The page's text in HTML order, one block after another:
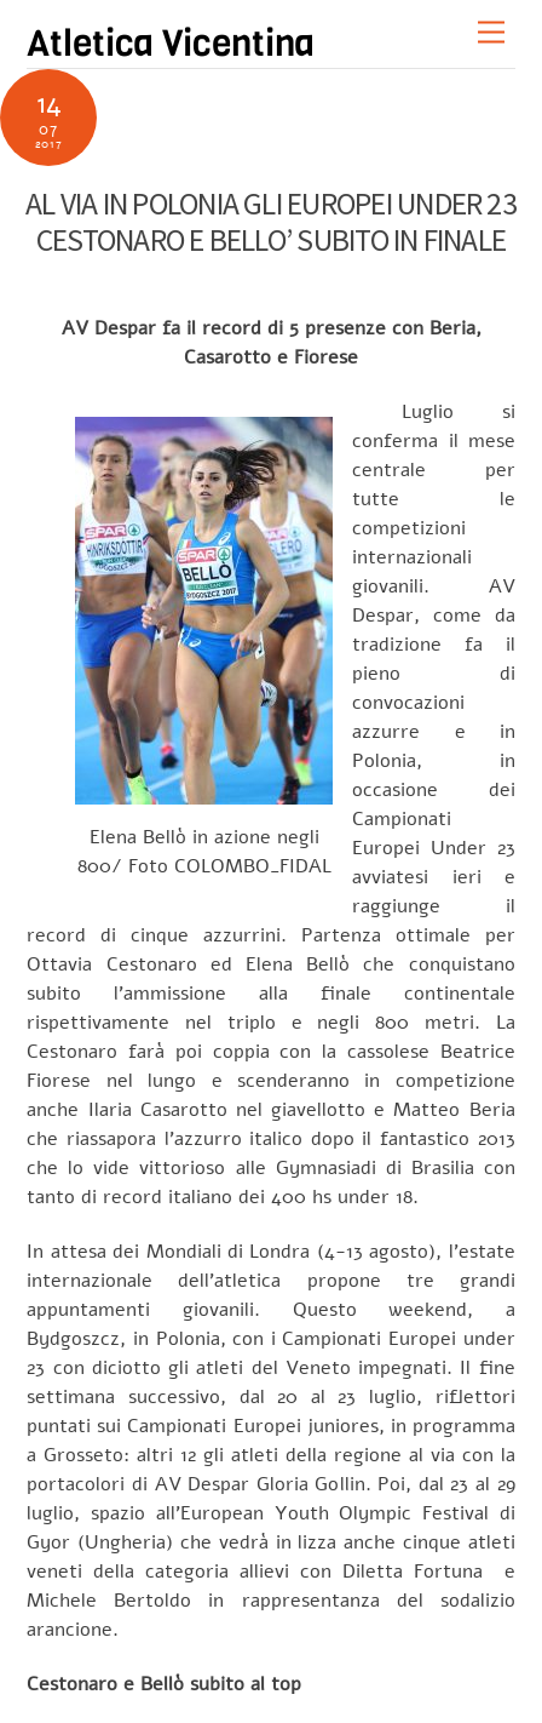
content
Atletica Vicentina
14
07
2017
AL VIA IN POLONIA GLI EUROPEI UNDER 23
CESTONARO E BELLO’ SUBITO IN FINALE
AV Despar fa il record di 5 presenze con Beria,
Casarotto e Fiorese
Elena Bellò in azione negli
800/ Foto COLOMBO_FIDAL
Luglio si
conferma il mese
centrale per
tutte le
competizioni
internazionali
giovanili. AV
Despar, come da
tradizione fa il
pieno di
convocazioni
azzurre e in
Polonia, in
occasione dei
Campionati
Europei Under 23
avviatesi ieri e
raggiunge il
record di cinque azzurrini. Partenza ottimale per
Ottavia Cestonaro ed Elena Bellò che conquistano
subito l’ammissione alla finale continentale
rispettivamente nel triplo e negli 800 metri. La
Cestonaro farà poi coppia con la cassolese Beatrice
Fiorese nel lungo e scenderanno in competizione
anche Ilaria Casarotto nel giavellotto e Matteo Beria
che riassapora l’azzurro italico dopo il fantastico 2013
che lo vide vittorioso alle Gymnasiadi di Brasilia con
tanto di record italiano dei 400 hs under 18.
In attesa dei Mondiali di Londra (4-13 agosto), l’estate
internazionale dell’atletica propone tre grandi
appuntamenti giovanili. Questo weekend, a
Bydgoszcz, in Polonia, con i Campionati Europei under
23 con diciotto gli atleti del Veneto impegnati. Il fine
settimana successivo, dal 20 al 23 luglio, riflettori
puntati sui Campionati Europei juniores, in programma
a Grosseto: altri 12 gli atleti della regione al via con la
portacolori di AV Despar Gloria Gollin. Poi, dal 23 al 29
luglio, spazio all’European Youth Olympic Festival di
Gyor (Ungheria) che vedrà in lizza anche cinque atleti
veneti della categoria allievi con Diletta Fortuna e
Michele Bertoldo in rappresentanza del sodalizio
arancione.
Cestonaro e Bellò subito al top